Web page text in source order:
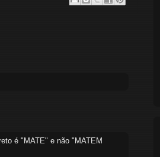
é "MATE" e não "MATEM